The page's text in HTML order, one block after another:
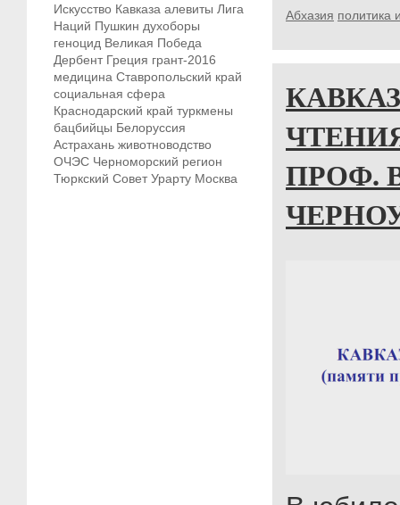
Искусство Кавказа алевиты Лига
Наций Пушкин духоборы
геноцид Великая Победа
Дербент Греция грант-2016
медицина Ставропольский край
социальная сфера
Краснодарский край туркмены
бацбийцы Белоруссия
Астрахань животноводство
ОЧЭС Черноморский регион
Тюркский Совет Урарту Москва
Абхазия политика
ПРОФ.